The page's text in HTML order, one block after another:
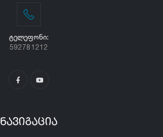
ᲢᲔᲚᲔᲤᲝᲜᲘ:
592781212
ნავიგაცია